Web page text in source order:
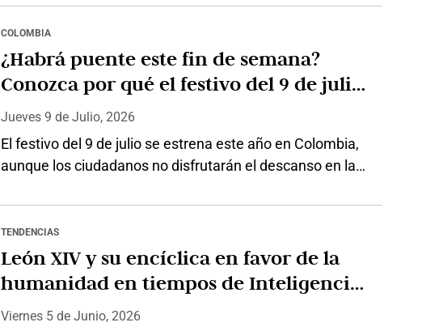
de caer por tercera vez antes de su cacareada posesión.
Comenzó unas horas después de ser reconocido como
triunfador por el Consejo Nacional Electoral cuando dijo
que no…
COLOMBIA
¿Habrá puente este fin de semana?
Conozca por qué el festivo del 9 de julio
se celebra el lunes 13 de julio
Jueves 9deJulio, 2026
El festivo del 9 de julio se estrena este año en Colombia,
aunque los ciudadanos no disfrutarán el descanso en la
corresponde a un jueves, el día no laborable se trasladó al
lunes 13 de julio por aplicación de la Ley Emiliani, que
establece el cambio de…
TENDENCIAS
León XIV y su encíclica en favor de la
humanidad en tiempos de Inteligencia
Artificial
Viernes 5deJunio, 2026